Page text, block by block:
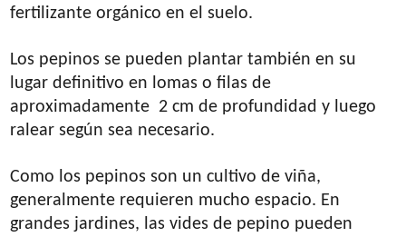
fertilizante orgánico en el suelo.
Los pepinos se pueden plantar también en su
lugar definitivo en lomas o filas de
aproximadamente 2 cm de profundidad y luego
ralear según sea necesario.
Como los pepinos son un cultivo de viña,
generalmente requieren mucho espacio. En
grandes jardines, las vides de pepino pueden